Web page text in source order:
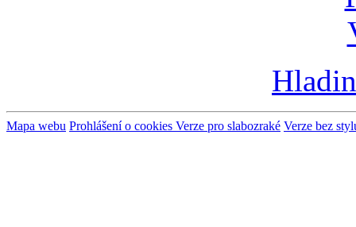
Mapa webu Prohlášení o cookies Verze pro slabozraké Verze bez